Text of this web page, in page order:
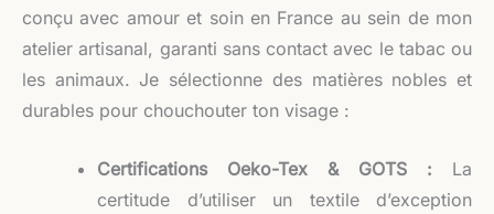
conçu avec amour et soin en France au sein de mon
atelier artisanal, garanti sans contact avec le tabac ou
les animaux. Je sélectionne des matières nobles et
durables pour chouchouter ton visage :
Certifications Oeko-Tex & GOTS : La
certitude d’utiliser un textile d’exception